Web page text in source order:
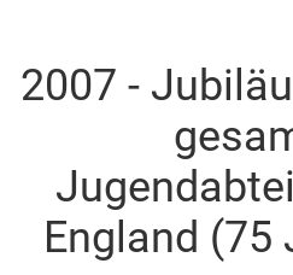
2007 -
England (75